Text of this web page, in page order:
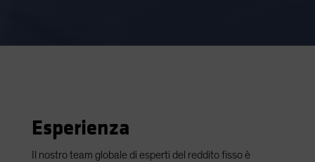
Esperienza
Il nostro team globale di esperti del reddito fisso è